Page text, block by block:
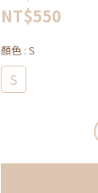
NT$550
顏色 : S
S